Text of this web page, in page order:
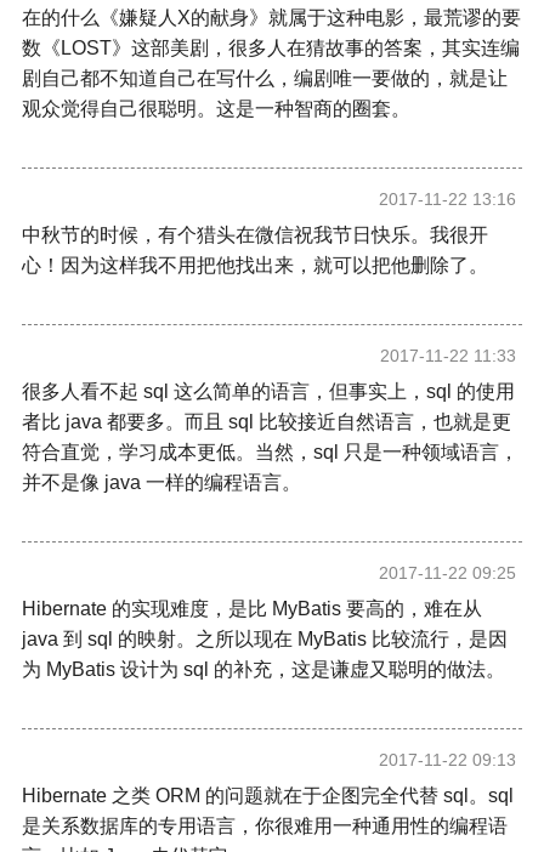
在的什么《嫌疑人X的献身》就属于这种电影，最荒谬的要
数《LOST》这部美剧，很多人在猜故事的答案，其实连编
剧自己都不知道自己在写什么，编剧唯一要做的，就是让
观众觉得自己很聪明。这是一种智商的圈套。
2017-11-22 13:16
中秋节的时候，有个猎头在微信祝我节日快乐。我很开
心！因为这样我不用把他找出来，就可以把他删除了。
2017-11-22 11:33
很多人看不起 sql 这么简单的语言，但事实上，sql 的使用
者比 java 都要多。而且 sql 比较接近自然语言，也就是更
符合直觉，学习成本更低。当然，sql 只是一种领域语言，
并不是像 java 一样的编程语言。
2017-11-22 09:25
Hibernate 的实现难度，是比 MyBatis 要高的，难在从
java 到 sql 的映射。之所以现在 MyBatis 比较流行，是因
为 MyBatis设计为 sql 的补充，这是谦虚又聪明的做法。
2017-11-22 09:13
Hibernate 之类 ORM 的问题就在于企图完全代替 sql。sql
是关系数据库的专用语言，你很难用一种通用性的编程语